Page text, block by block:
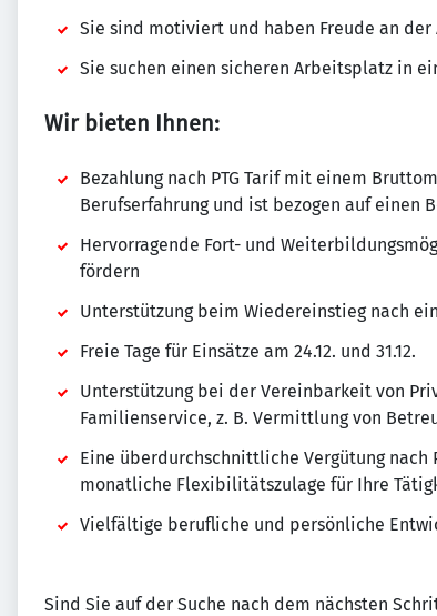
Sie sind motiviert und haben Freude an
Sie suchen einen sicheren Arbeitsplatz in
Wir bieten Ihnen:
Bezahlung nach PTG Tarif mit einem
Berufserfahrung und ist bezogen auf einen
Hervorragende Fort- und
fördern
Unterstützung beim Wiedereinstieg nach
Freie Tage für Einsätze am 24.12. und 31.12.
Unterstützung bei der Vereinbarkeit von
Familienservice, z. B. Vermittlung von
Eine überdurchschnittliche Vergütung nach
monatliche Flexibilitätszulage für Ihre
Vielfältige berufliche und persönliche
Sind Sie auf der Suche nach dem nächsten